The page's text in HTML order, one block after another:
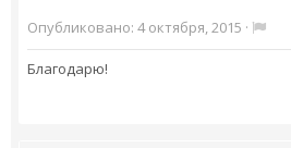
Опубликовано: 4 октября, 2015 ·
Благодарю!